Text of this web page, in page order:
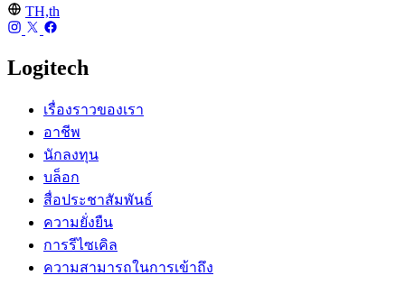
TH,th
Logitech
เรื่องราวของเรา
อาชีพ
นักลงทุน
บล็อก
สื่อประชาสัมพันธ์
ความยั่งยืน
การรีไซเคิล
ความสามารถในการเข้าถึง